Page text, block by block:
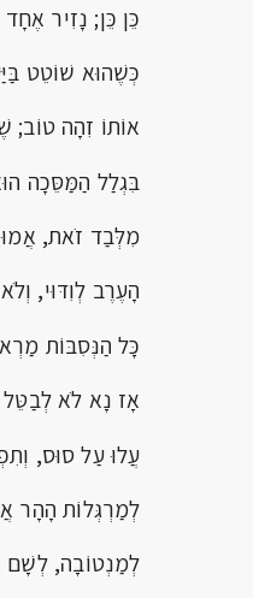
כֵּן כֵּן; נָזִיר אֶחָד
כְּשֶׁהוּא שׁוֹטֵט
אוֹתוֹ זִהָה טוֹב;
בִּגְלַל הַמַּסֵּכָה הוּא
מִלְּבַד זֹאת, אֲמוּרָה
הָעֶרֶב לְוִדּוּי, וְלֹא
כָּל הַנְּסִבּוֹת
אָז נָא לֹא לְבַטֵּל
עֲלוּ עַל סוּס,
לְמַרְגְּלוֹת הָהָר
לְמַנְטוֹבָה, לְשָׁם